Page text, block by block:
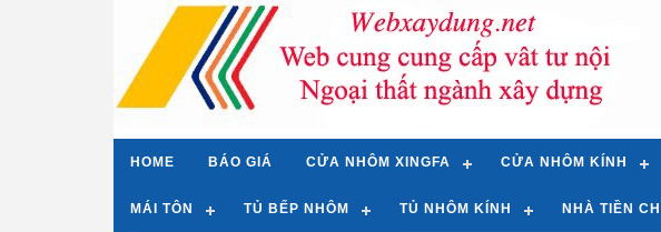
HOME BÁO GIÁ CỬA NHÔM XINGFA CỬA NHÔM KÍNH
MÁI TÔN TỦ BẾP NHÔM TỦ NHÔM KÍNH NHÀ TIỀN